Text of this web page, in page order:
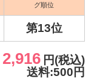
グ順位
第13位
2,916 円(税込)
送料:500円